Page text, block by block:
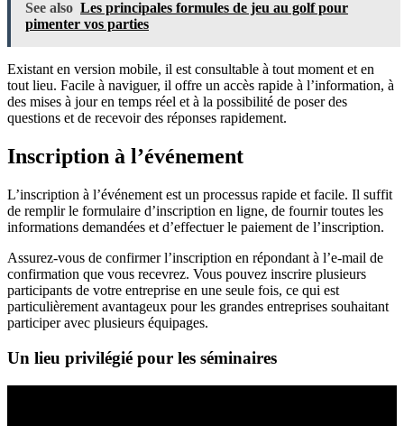
See also Les principales formules de jeu au golf pour
pimenter vos parties
Existant en version mobile, il est consultable à tout moment et en
tout lieu. Facile à naviguer, il offre un accès rapide à l’information, à
des mises à jour en temps réel et à la possibilité de poser des
questions et de recevoir des réponses rapidement.
Inscription à l’événement
L’inscription à l’événement est un processus rapide et facile. Il suffit
de remplir le formulaire d’inscription en ligne, de fournir toutes les
informations demandées et d’effectuer le paiement de l’inscription.
Assurez-vous de confirmer l’inscription en répondant à l’e-mail de
confirmation que vous recevrez. Vous pouvez inscrire plusieurs
participants de votre entreprise en une seule fois, ce qui est
particulièrement avantageux pour les grandes entreprises souhaitant
participer avec plusieurs équipages.
Un lieu privilégié pour les séminaires